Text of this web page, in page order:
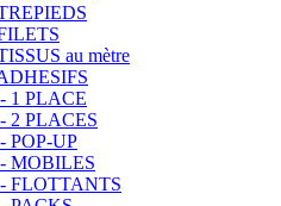
au mètre
1 PLACE
2 PLACES
POP-UP
- MOBILES
- FLOTTANTS